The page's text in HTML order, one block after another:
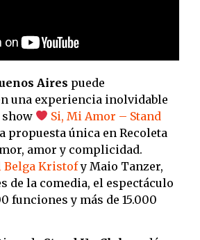
Aires puede
una experiencia inolvidable
Si, Mi Amor – Stand
propuesta única en Recoleta
amor y complicidad.
Belga Kristofy Maio Tanzer,
de la comedia, el espectáculo
funciones y más de 15.000